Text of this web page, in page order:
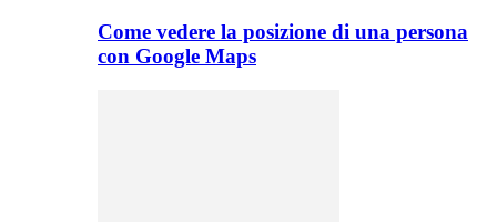
Come vedere la posizione di una persona
con Google Maps